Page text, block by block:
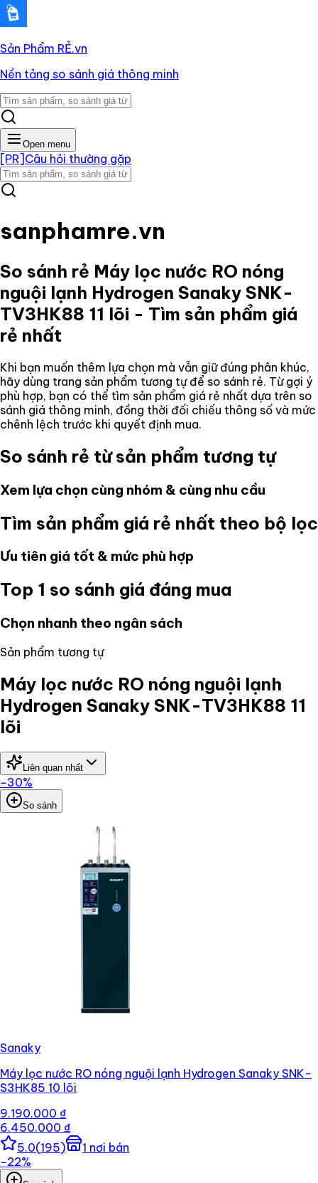
Sản Phẩm RẺ.vn
Nền tảng so sánh giá thông minh
Open menu
[PR] Câu hỏi thường gặp
sanphamre.vn
So sánh rẻ Máy lọc nước RO nóng
nguội lạnh Hydrogen Sanaky SNK-
TV3HK88 11 lõi - Tìm sản phẩm giá
rẻ nhất
Khi bạn muốn thêm lựa chọn mà vẫn giữ đúng phân khúc,
hãy dùng trang sản phẩm tương tự để so sánh rẻ. Từ gợi ý
phù hợp, bạn có thể tìm sản phẩm giá rẻ nhất dựa trên so
sánh giá thông minh, đồng thời đối chiếu thông số và mức
chênh lệch trước khi quyết định mua.
So sánh rẻ từ sản phẩm tương tự
Xem lựa chọn cùng nhóm & cùng nhu cầu
Tìm sản phẩm giá rẻ nhất theo bộ lọc
Ưu tiên giá tốt & mức phù hợp
Top 1 so sánh giá đáng mua
Chọn nhanh theo ngân sách
Sản phẩm tương tự
Máy lọc nước RO nóng nguội lạnh
Hydrogen Sanaky SNK-TV3HK88 11
lõi
Liên quan nhất
−30%
So sánh
Sanaky
Máy lọc nước RO nóng nguội lạnh Hydrogen Sanaky SNK-
S3HK85 10 lõi
9.190.000 ₫
6.450.000 ₫
5.0(195) 1 nơi bán
−22%